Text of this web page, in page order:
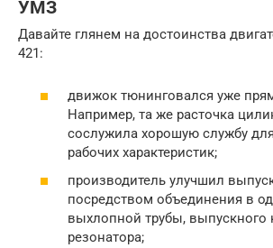
УМЗ
Давайте глянем на достоинства
421:
движок тюнинговался уже
Например, та же расточка
сослужила хорошую службу
рабочих характеристик;
производитель улучшил
посредством объединения в
выхлопной трубы, выпускного
резонатора;